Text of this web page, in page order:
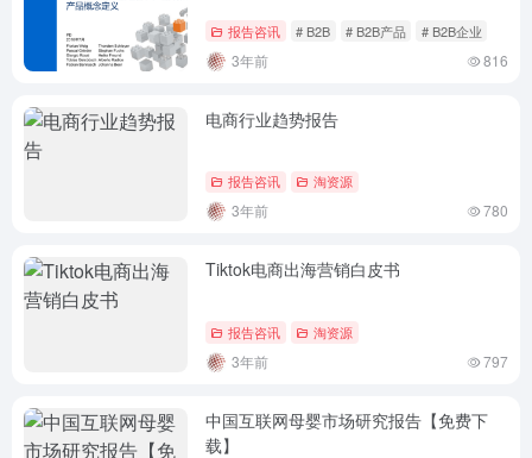
报告咨讯 # B2B # B2B产品 # B2B企业
3年前 816
电商行业趋势报告
报告咨讯 淘资源
3年前 780
Tiktok电商出海营销白皮书
报告咨讯 淘资源
3年前 797
中国互联网母婴市场研究报告【免费下
载】